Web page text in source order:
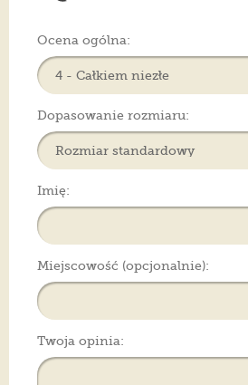
Ocena ogólna:
Dopasowanie rozmiaru:
Imię:
Miejscowość (opcjonalnie):
Twoja opinia: